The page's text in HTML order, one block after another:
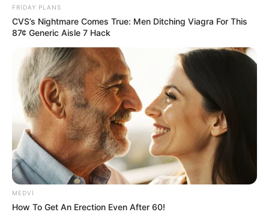
19:37 / 06 Avqust 2026 CƏMİYYƏT
Nazirlik küləklə bağlı XƏBƏRDARLIQ
ETDİ -Dənizə GİRMƏYİN
46
FRIDAY PLANS
CVS’s Nightmare Comes True: Men Ditching Viagra For This
87¢ Generic Aisle 7 Hack
MEDVI
How To Get An Erection Even After 60!